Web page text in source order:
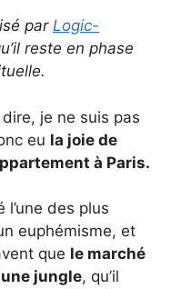
parLogic-
reste en phase
dire, je ne suis pas
eu la joie de
à Paris.
des plus
euphémisme, et
que le marché
jungle, qu’il